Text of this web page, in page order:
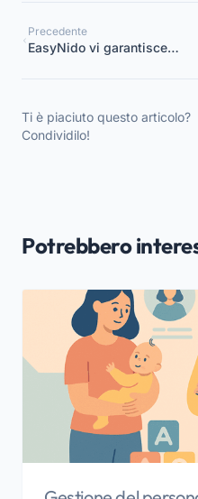
Precedente
EasyNido vi garantisce
Ti è piaciuto questo articolo?
Condividilo!
Potrebbero